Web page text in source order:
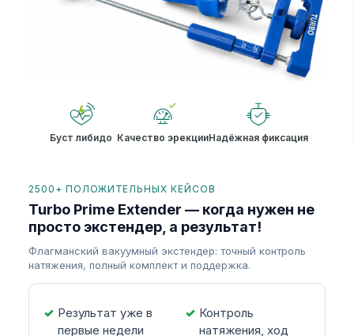
Буст либидо Качество эрекцииНадёжная фиксация
2500+ ПОЛОЖИТЕЛЬНЫХ КЕЙСОВ
Turbo Prime Extender — когда нужен не
просто экстендер, а результат!
Флагманский вакуумный экстендер: точный контроль
натяжения, полный комплект и поддержка.
Результат уже в
первые недели
Контроль
натяжения, ход